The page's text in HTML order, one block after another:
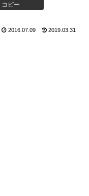
コピー
2016.07.09 2019.03.31